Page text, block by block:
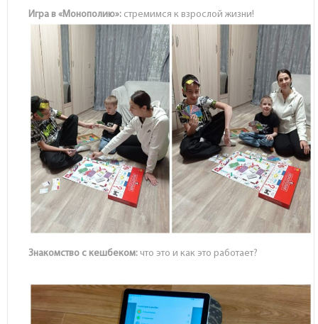
Игра в «Монополию»: стремимся к взрослой жизни!
Знакомство с кешбеком: что это и как это работает?